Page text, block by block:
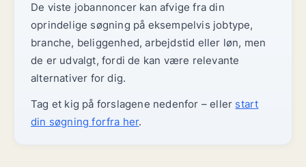
De viste jobannoncer kan afvige fra din
oprindelige søgning på eksempelvis jobtype,
branche, beliggenhed, arbejdstid eller løn, men
de er udvalgt, fordi de kan være relevante
alternativer for dig.
Tag et kig på forslagene nedenfor – eller start
din søgning forfra her.